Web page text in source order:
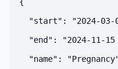
"start": "2024-03-
"end": "2024-11-15
"name":